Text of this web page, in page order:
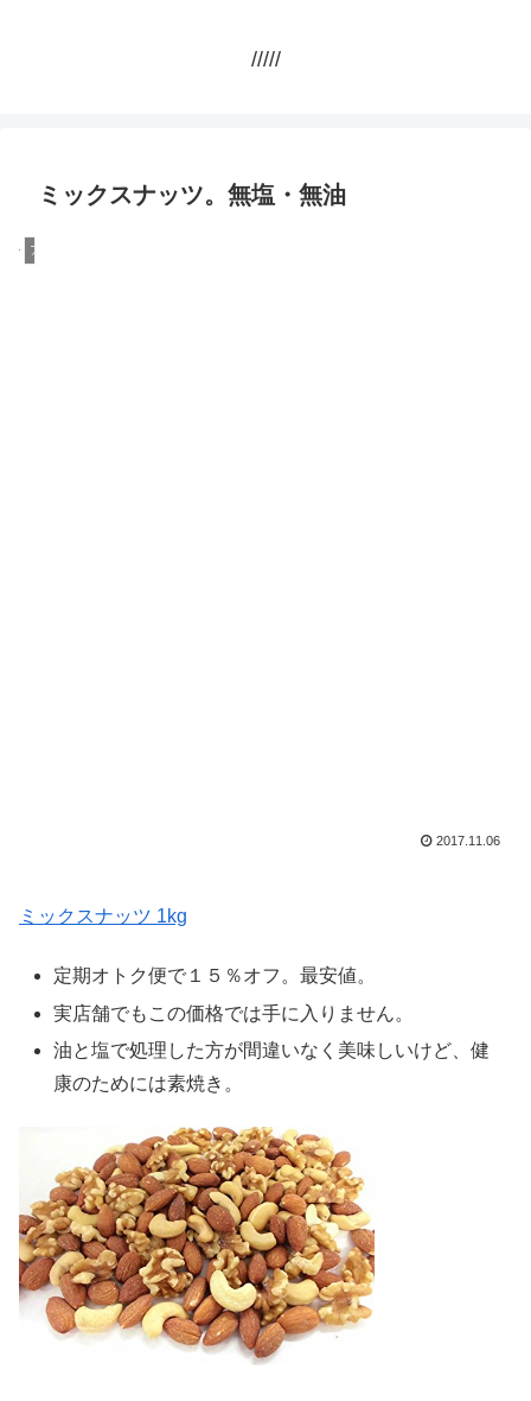
/////
ミックスナッツ。無塩・無油
アメリカ
2017.11.06
ミックスナッツ 1kg
定期オトク便で１５％オフ。最安値。
実店舗でもこの価格では手に入りません。
油と塩で処理した方が間違いなく美味しいけど、健
康のためには素焼き。